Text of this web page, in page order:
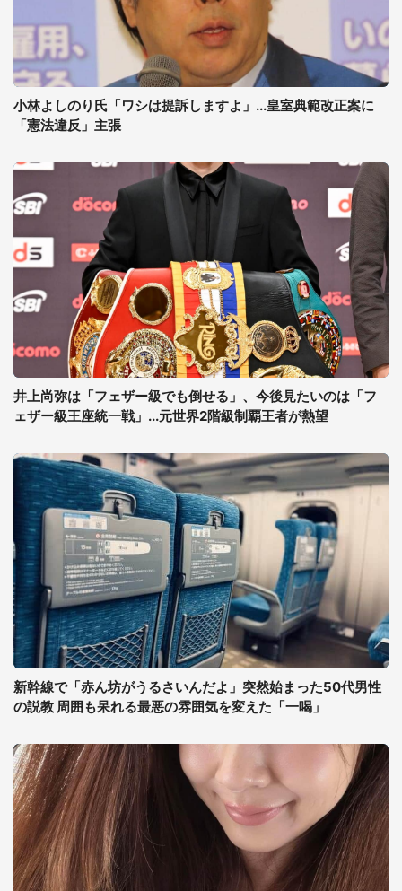
小林よしのり氏「ワシは提訴しますよ」...皇室典範改正案に
「憲法違反」主張
井上尚弥は「フェザー級でも倒せる」、今後見たいのは「フ
ェザー級王座統一戦」...元世界2階級制覇王者が熱望
新幹線で「赤ん坊がうるさいんだよ」突然始まった50代男性
の説教 周囲も呆れる最悪の雰囲気を変えた「一喝」